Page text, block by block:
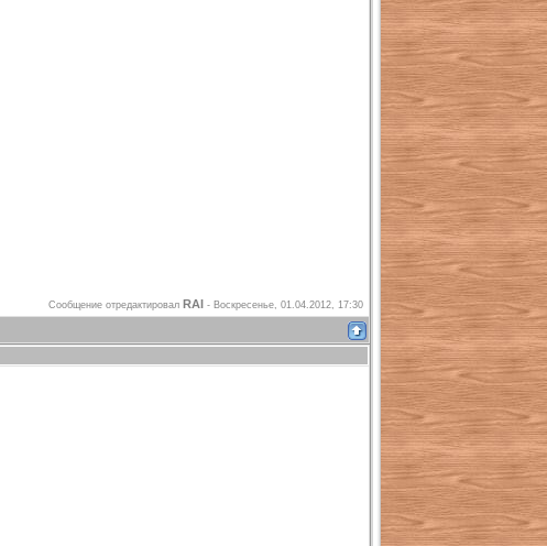
Сообщение отредактировал RAI - Воскресенье, 01.04.2012, 17:30